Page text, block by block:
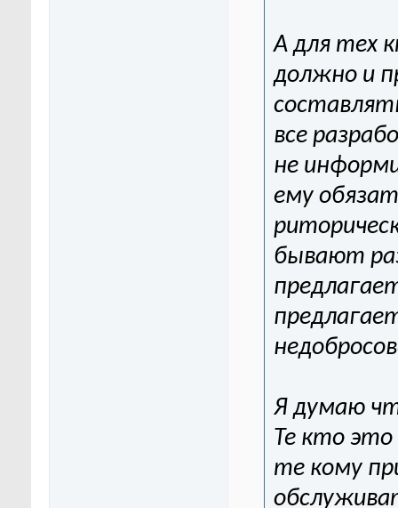
А для тех
должно и
все
не
ему
бывают
Я думаю
Те кто
те кому